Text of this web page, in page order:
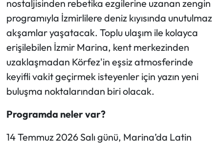
nostaljisinden rebetika ezgilerine uzanan zengin
programıyla İzmirlilere deniz kıyısında unutulmaz
akşamlar yaşatacak. Toplu ulaşım ile kolayca
erişilebilen İzmir Marina, kent merkezinden
uzaklaşmadan Körfez'in eşsiz atmosferinde
keyifli vakit geçirmek isteyenler için yazın yeni
buluşma noktalarından biri olacak.
Programda neler var?
14 Temmuz 2026 Salı günü, Marina’da Latin